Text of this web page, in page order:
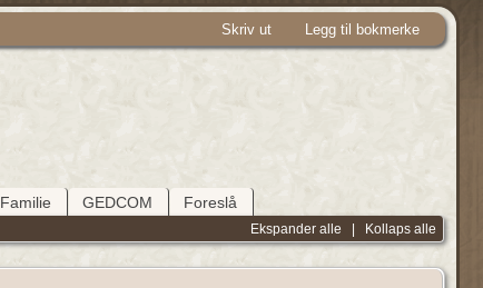
Skriv ut Legg til bokmerke
Familie GEDCOM Foreslå
Ekspander alle | Kollaps alle